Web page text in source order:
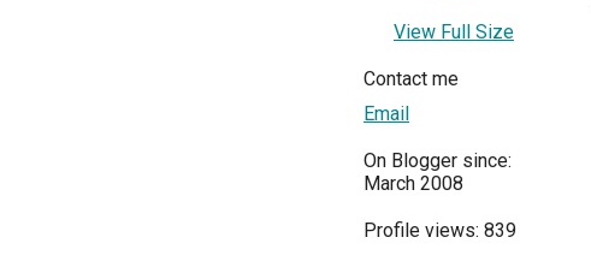
View Full Size
Contact me
Email
On Blogger since:
March 2008
Profile views: 839